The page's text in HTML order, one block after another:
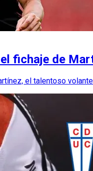
fichaje de
el talentoso